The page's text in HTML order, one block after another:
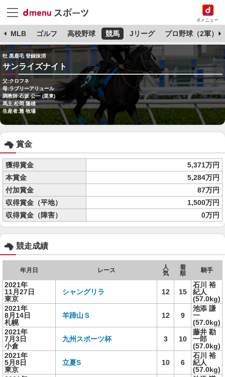
dメニュー
MLB ゴルフ 高校野球 競馬 Jリーグ プロ野球（2軍）
牡 黒鹿毛 登録抹消
サンライズナイト
父:クロフネ
母:ラブリーアリュール
調教師:石坂 公一 (栗東)
馬主:松岡 隆雄
生産者:雅 牧場
賞金
獲得賞金
5,371万円
本賞金
5,284万円
付加賞金
87万円
収得賞金（平地）
1,500万円
収得賞金（障害）
0万円
競走成績
年月日 レース
人
気
着
順
騎手
2021年
11月27日
東京
シャングリラ 12 15
石川 裕
紀人
(57.0kg)
2021年
8月14日
札幌
羊蹄山Ｓ 12 9
池添 謙
一
(57.0kg)
2021年
7月3日
小倉
九州スポーツ杯 3 10
藤井 勘
一郎
(57.0kg)
2021年
5月8日
東京
立夏S 10 6
石川 裕
紀人
(57.0kg)